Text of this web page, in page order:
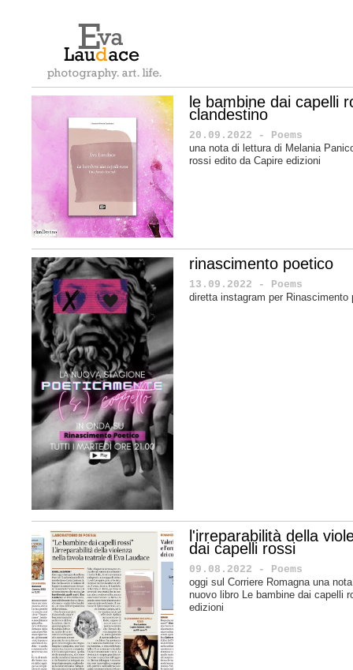
le bambine dai capelli
clandestino
20.09.2022 - Poems
una nota di lettura di Melania
rossi edito da Capire edizioni
rinascimento poetico
13.09.2022 - Poems
diretta instagram per Rinascimento
l'irreparabilità della
dai capelli rossi
09.08.2022 - Poems
oggi sul Corriere Romagna una
nuovo libro Le bambine dai capelli
edizioni